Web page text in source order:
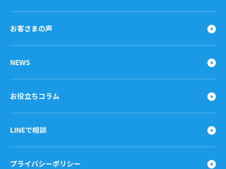
お客さまの声
NEWS
お役立ちコラム
LINEで相談
プライバシーポリシー